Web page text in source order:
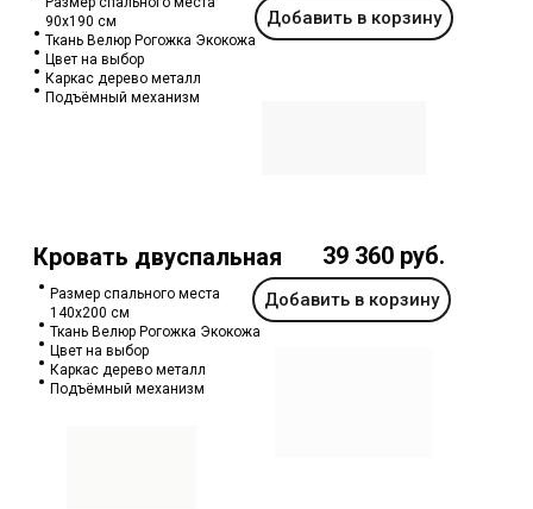
Добавить в корзину
39 360 руб.
Размер спального места
140х200 см
Ткань Велюр Рогожка Экокожа
Цвет на выбор
Каркас дерево металл
Подъёмный механизм
Кровать двуспальная
Добавить в корзину
90х190 см
Ткань Велюр Рогожка Экокожа
Цвет на выбор
Каркас дерево металл
Подъёмный механизм